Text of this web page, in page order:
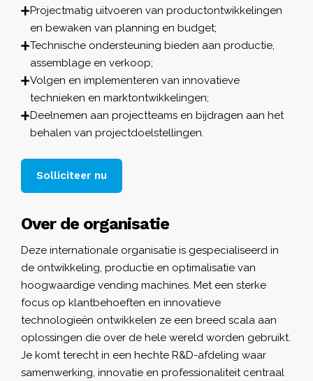
Projectmatig uitvoeren van productontwikkelingen
en bewaken van planning en budget;
Technische ondersteuning bieden aan productie,
assemblage en verkoop;
Volgen en implementeren van innovatieve
technieken en marktontwikkelingen;
Deelnemen aan projectteams en bijdragen aan het
behalen van projectdoelstellingen.
Solliciteer nu
Over de organisatie
Deze internationale organisatie is gespecialiseerd in
de ontwikkeling, productie en optimalisatie van
hoogwaardige vending machines. Met een sterke
focus op klantbehoeften en innovatieve
technologieën ontwikkelen ze een breed scala aan
oplossingen die over de hele wereld worden gebruikt.
Je komt terecht in een hechte R&D-afdeling waar
samenwerking, innovatie en professionaliteit centraal